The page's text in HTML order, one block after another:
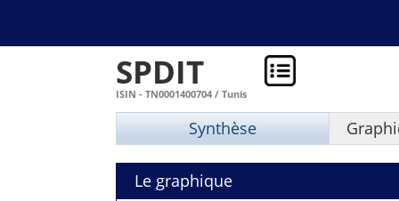
SPDIT
ISIN - TN0001400704 / Tunis
Synthèse
Le graphique